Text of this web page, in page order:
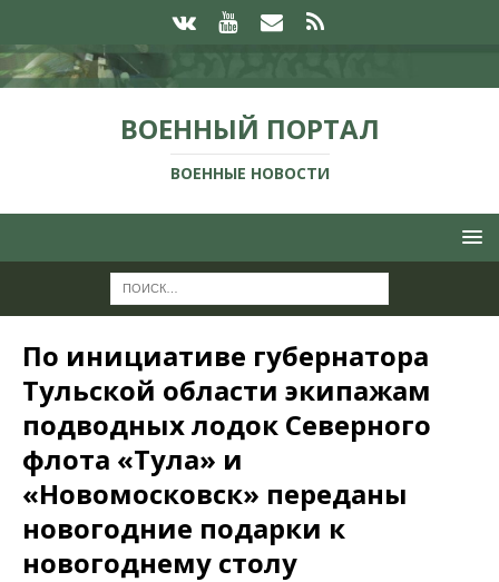
ВОЕННЫЙ ПОРТАЛ
ВОЕННЫЕ НОВОСТИ
По инициативе губернатора
Тульской области экипажам
подводных лодок Северного
флота «Тула» и
«Новомосковск» переданы
новогодние подарки к
новогоднему столу